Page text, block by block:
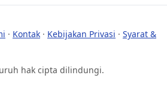
· Kontak · Kebijakan Privasi · Syarat &
hak cipta dilindungi.